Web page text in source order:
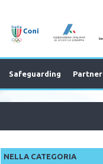
Safeguarding Partner
NELLA CATEGORIA